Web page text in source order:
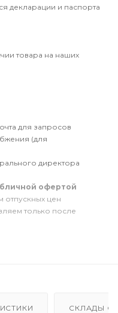
декларации и паспорта
товара на наших
для запросов
(для
директора
офертой
отпускных цен
только после
СКЛАДЫ